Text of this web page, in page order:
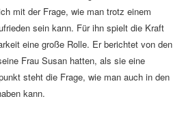
mit der Frage, wie man trotz einem
sein kann. Für ihn spielt die Kraft
eine große Rolle. Er berichtet von den
Frau Susan hatten, als sie eine
steht die Frage, wie man auch in den
kann.